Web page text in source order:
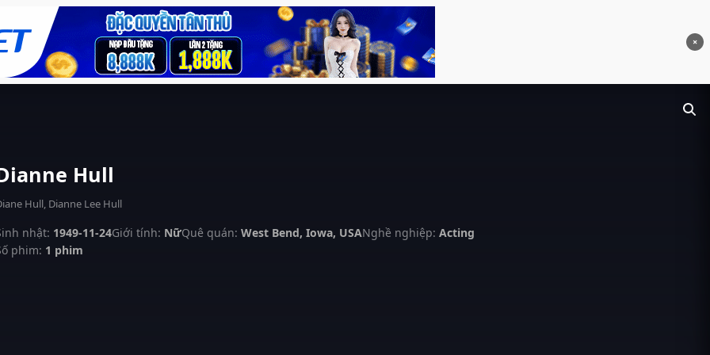
×
Hull
Hull, Dianne Lee Hull
nhật: 1949-11-24Giới tính: NữQuê quán: West Bend, Iowa, USANghề nghiệp: Acting
phim: 1 phim